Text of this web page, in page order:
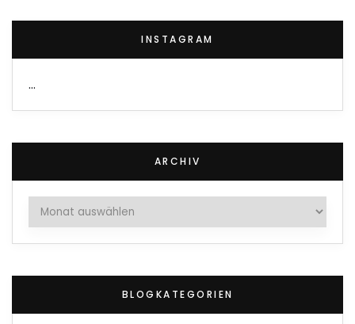
INSTAGRAM
…
ARCHIV
Archiv
BLOGKATEGORIEN